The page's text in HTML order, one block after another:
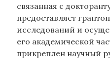
связанная с
предоставляет
исследований и
его академической
прикреплен научный